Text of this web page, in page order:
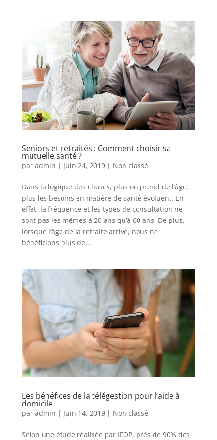
Seniors et retraités : Comment choisir sa
mutuelle santé ?
par admin | Juin 24, 2019| Non classé
Dans la logique des choses, plus on prend de l’âge,
plus les besoins en matière de santé évoluent. En
effet, la fréquence et les types de consultation ne
sont pas les mêmes à 20 ans qu’à 60 ans. De plus,
lorsque l’âge de la retraite arrive, nous ne
bénéficions plus de...
Les bénéfices de la télégestion pour l’aide à
domicile
par admin | Juin 14, 2019| Non classé
Selon une étude réalisée par IFOP, près de 90% des